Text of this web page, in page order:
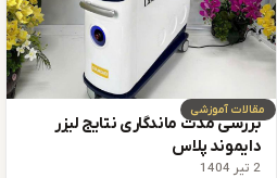
مقالات آموزشی
بررسی مدت ماندگاری نتایج لیزر
دایموند پلاس
2 تیر 1404